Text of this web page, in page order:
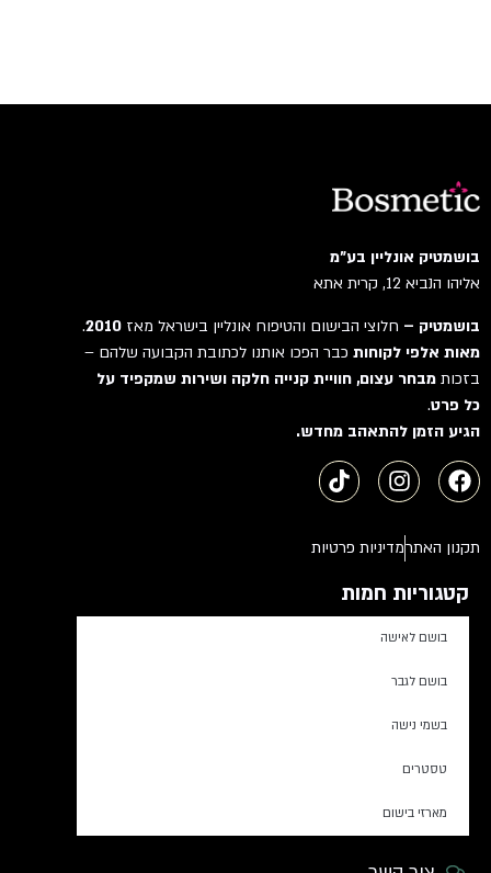
בושמטיק אונליין בע"מ
אליהו הנביא 12, קרית אתא
בושמטיק –חלוצי הבישום והטיפוח אונליין בישראל מאז2010
.
מאות אלפי לקוחותכבר הפכו אותנו לכתובת הקבועה שלהם –
בזכותמבחר עצום, חוויית קנייה חלקה ושירות שמקפיד על
כל פרט.
הגיע הזמן להתאהב מחדש.
תקנון האתרמדיניות פרטיות
קטגוריות חמות
בושם לאישה
בושם לגבר
בשמי נישה
טסטרים
מארזי בישום